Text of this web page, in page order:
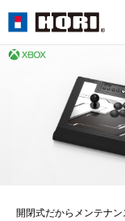
開閉式だからメンテナ